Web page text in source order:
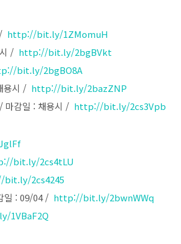
http://bit.ly/1ZMomuH
/ http://bit.ly/2bgBVkt
bit.ly/2bgBO8A
용시 / http://bit.ly/2bazZNP
마감일 : 채용시 / http://bit.ly/2cs3Vpb
bit.ly/2cs4tLU
2cs4245
일 : 09/04 / http://bit.ly/2bwnWWq
1VBaF2Q